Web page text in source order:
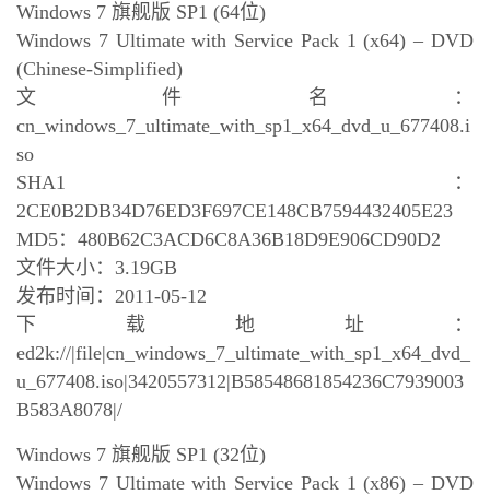
Windows 7 旗舰版 SP1 (64位)
Windows 7 Ultimate with Service Pack 1 (x64) – DVD
(Chinese-Simplified)
文件名：
cn_windows_7_ultimate_with_sp1_x64_dvd_u_677408.i
so
SHA1：
2CE0B2DB34D76ED3F697CE148CB7594432405E23
MD5：480B62C3ACD6C8A36B18D9E906CD90D2
文件大小：3.19GB
发布时间：2011-05-12
下载地址：
ed2k://|file|cn_windows_7_ultimate_with_sp1_x64_dvd_
u_677408.iso|3420557312|B58548681854236C7939003
B583A8078|/
Windows 7 旗舰版 SP1 (32位)
Windows 7 Ultimate with Service Pack 1 (x86) – DVD